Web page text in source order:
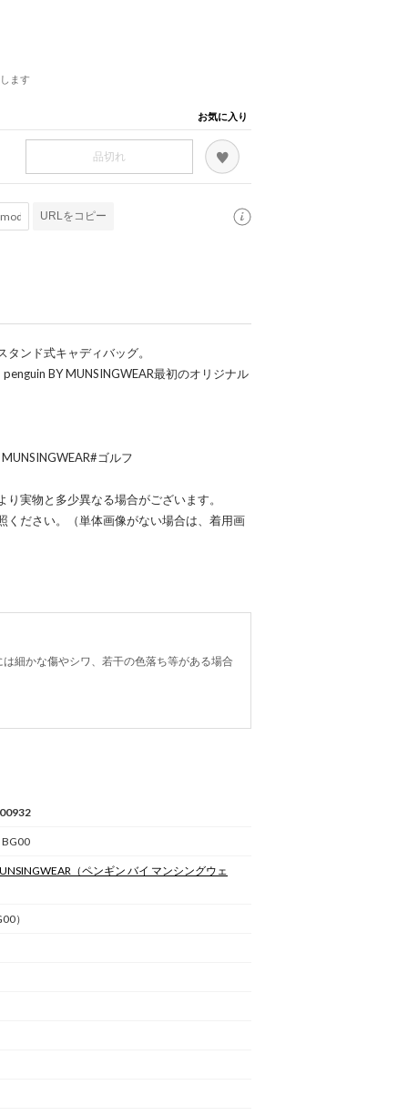
ます
お気に入り
品切れ
URLをコピー
ンド式キャディバッグ。
BY MUNSINGWEAR最初のオリジナル
ゴルフ
実物と多少異なる場合がございます。
ください。（単体画像がない場合は、着用画
細かな傷やシワ、若干の色落ち等がある場合
（ペンギン バイ マンシングウェ
）